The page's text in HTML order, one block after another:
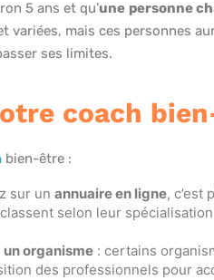
5 ans et qu’une personne
variées, mais ces personnes
ses limites.
coach
bien-être :
sur un annuaire en ligne, c’est
selon leur
organisme : certains
des professionnels pour